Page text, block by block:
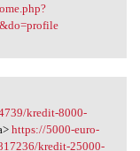
eurokredit-8000-
https://5000-euro-
kredit-25000-